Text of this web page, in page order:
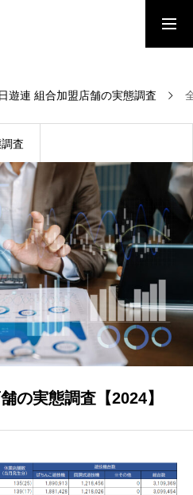
プレイヤー調査
乗降者数総覧2025」
業界データ
遊連 組合加盟店舗の実態調査
査
の実態調査【2024】